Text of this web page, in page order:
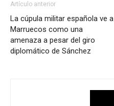
Artículo anterior
La cúpula militar española ve a
Marruecos como una
amenaza a pesar del giro
diplomático de Sánchez